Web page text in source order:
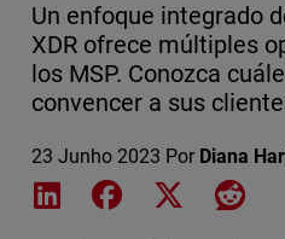
Un enfoque integrado
XDR ofrece múltiples
los MSP. Conozca
convencer a sus
23 Junho 2023 Por Diana
Share on LinkedIn
Share on Facebook
Share on X